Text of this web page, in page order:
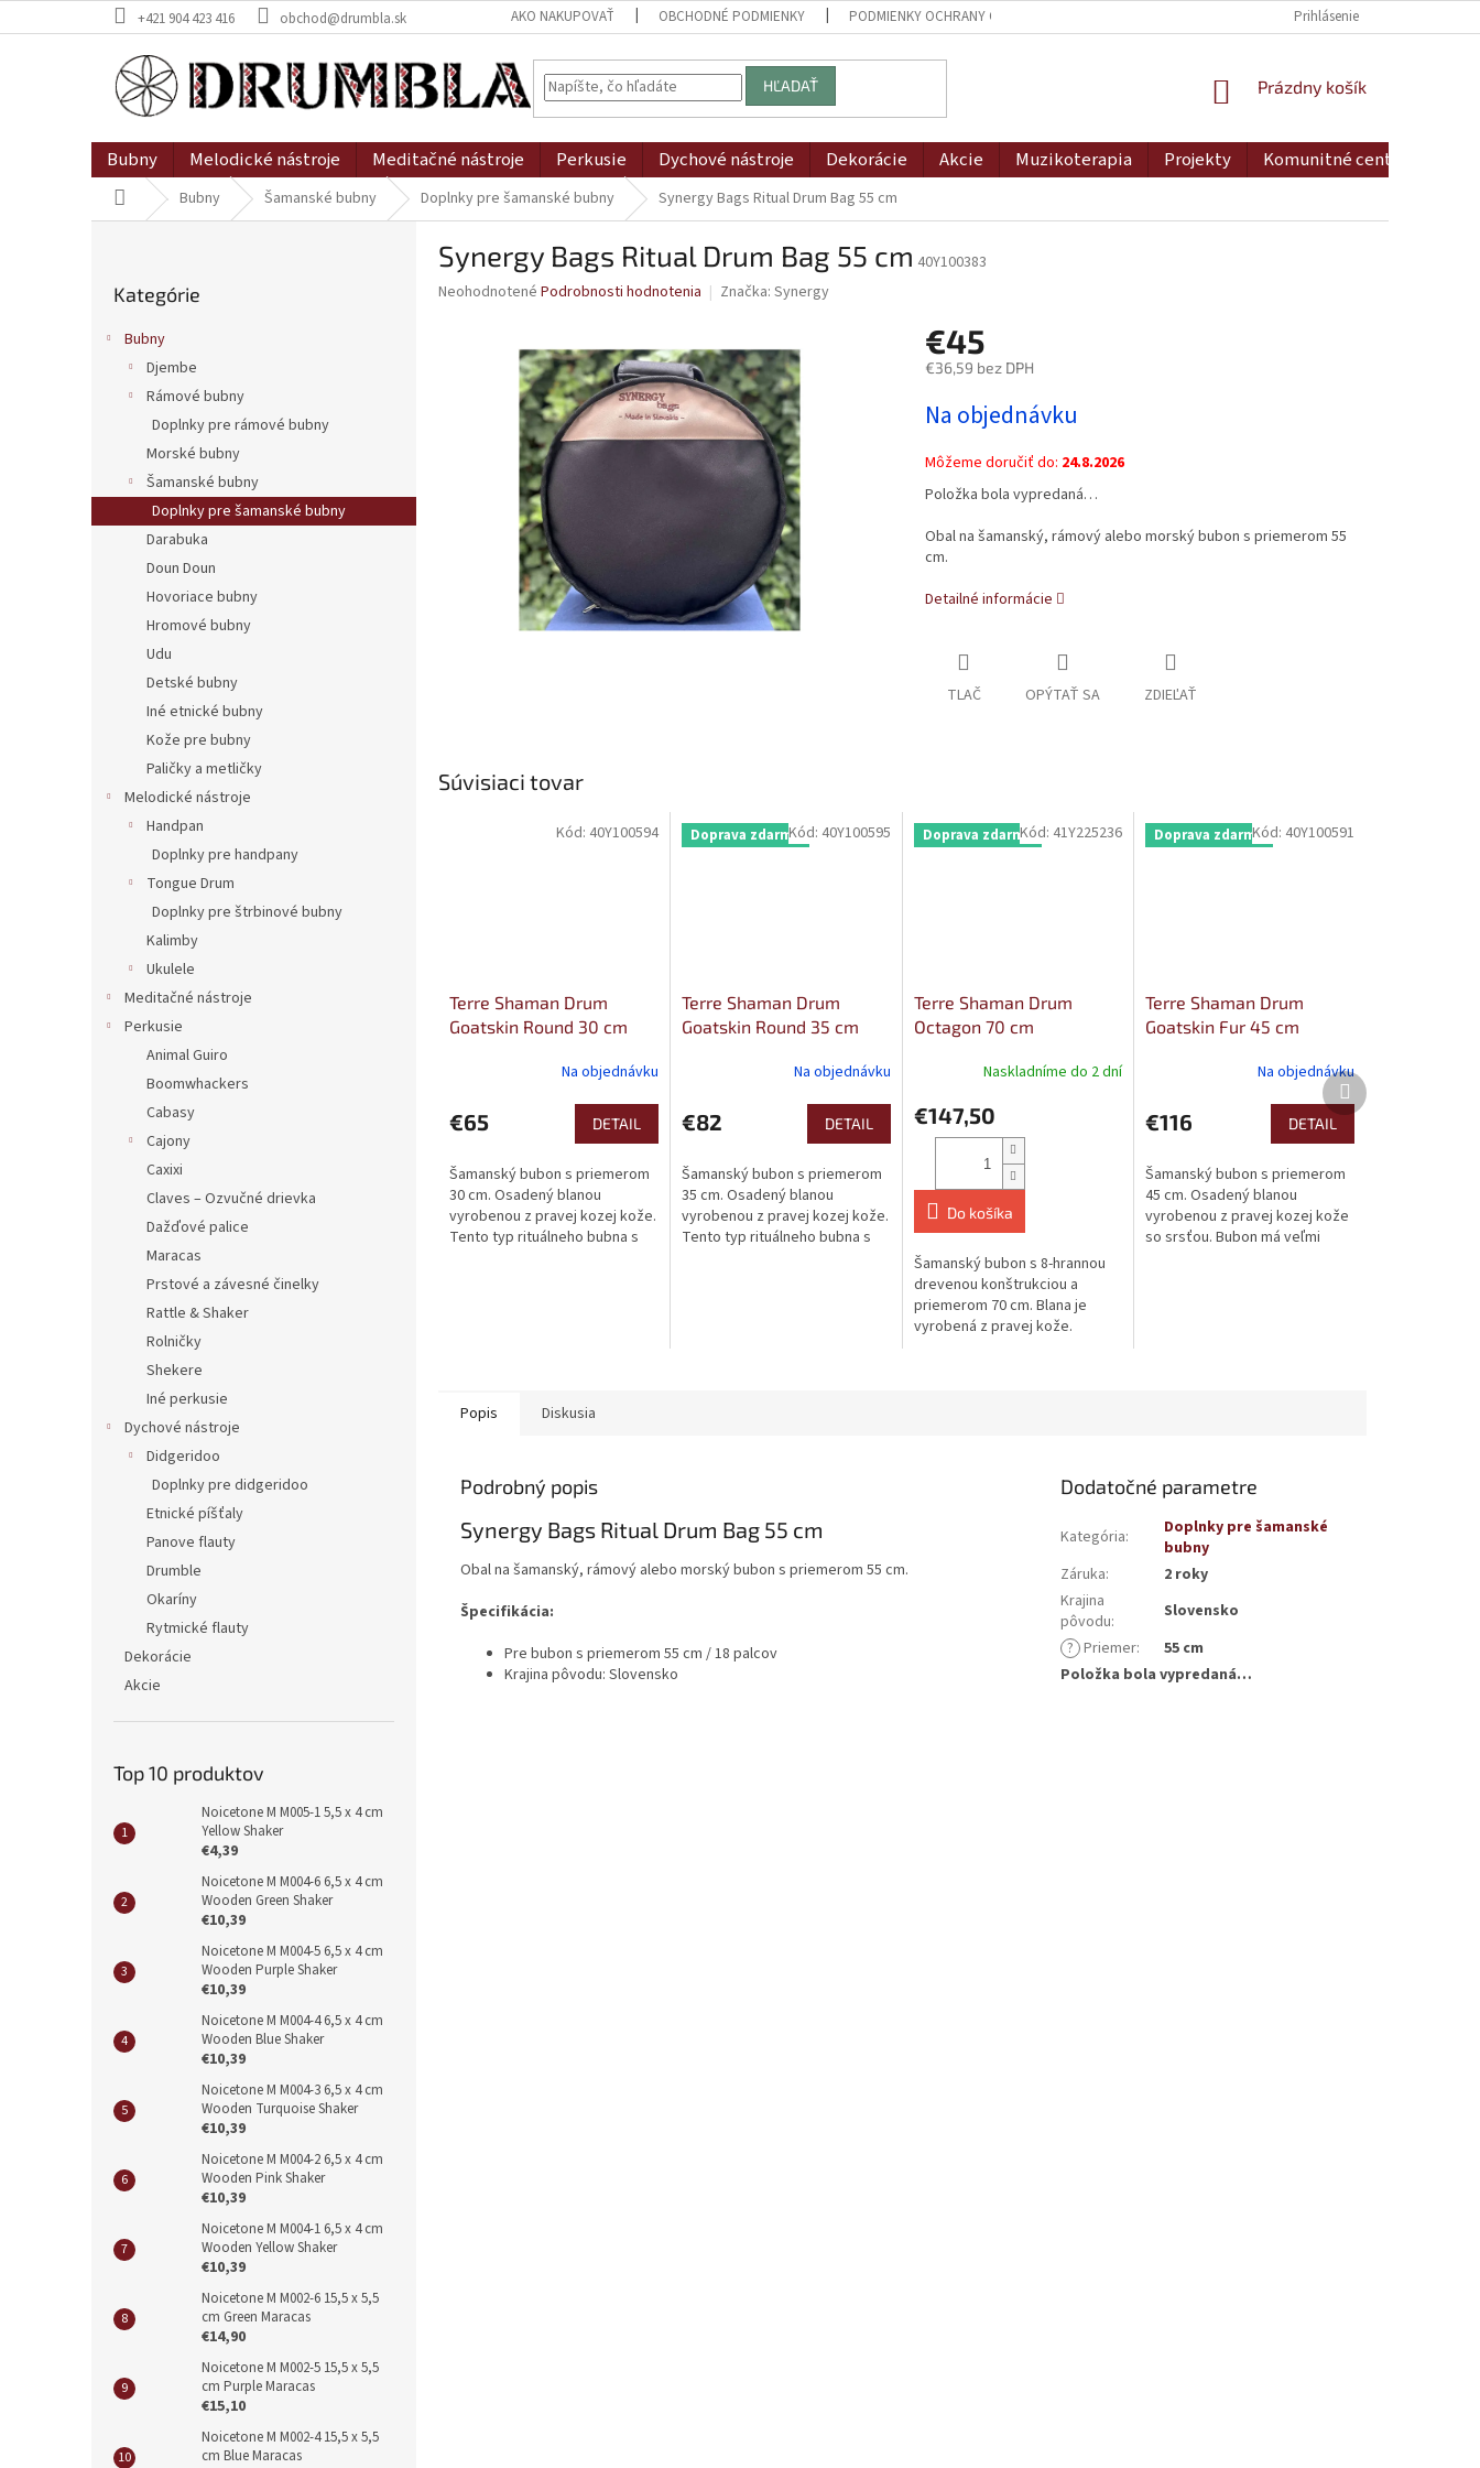
na
+421 904 423 416 obchod@drumbla.sk AKO NAKUPOVAŤ OBCHODNÉ PODMIENKY PODMIENKY OCHRANY OSOBNÝCH ÚDAJOV MOJA OBJEDNÁVKA
Prihlásenie
HĽADAŤ
NÁKUPNÝ
Prázdny košík
Bubny Melodické nástroje Meditačné nástroje Perkusie Dychové nástroje Dekorácie Akcie Muzikoterapia Projekty Komunitné centrum
DomovBubny Šamanské bubny Doplnky pre šamanské bubny Synergy Bags Ritual Drum Bag 55 cm
kategórie
Kategórie
Bubny
Djembe
Rámové bubny
Doplnky pre rámové bubny
Morské bubny
Šamanské bubny
Doplnky pre šamanské bubny
Darabuka
Doun Doun
Hovoriace bubny
Hromové bubny
Udu
Detské bubny
Iné etnické bubny
Kože pre bubny
Paličky a metličky
Melodické nástroje
Handpan
Doplnky pre handpany
Tongue Drum
Doplnky pre štrbinové bubny
Kalimby
Ukulele
Meditačné nástroje
Perkusie
Animal Guiro
Boomwhackers
Cabasy
Cajony
Caxixi
Claves – Ozvučné drievka
Dažďové palice
Maracas
Prstové a závesné činelky
Rattle & Shaker
Rolničky
Shekere
Iné perkusie
Dychové nástroje
Didgeridoo
Doplnky pre didgeridoo
Etnické píšťaly
Panove flauty
Drumble
Okaríny
Rytmické flauty
Dekorácie
Akcie
Top 10 produktov
Noicetone M M005-1 5,5 x 4 cm
Yellow Shaker
€4,39
Noicetone M M004-6 6,5 x 4 cm
Wooden Green Shaker
€10,39
Noicetone M M004-5 6,5 x 4 cm
Wooden Purple Shaker
€10,39
Noicetone M M004-4 6,5 x 4 cm
Wooden Blue Shaker
€10,39
Noicetone M M004-3 6,5 x 4 cm
Wooden Turquoise Shaker
€10,39
Noicetone M M004-2 6,5 x 4 cm
Wooden Pink Shaker
€10,39
Noicetone M M004-1 6,5 x 4 cm
Wooden Yellow Shaker
€10,39
Noicetone M M002-6 15,5 x 5,5
cm Green Maracas
€14,90
Noicetone M M002-5 15,5 x 5,5
cm Purple Maracas
€15,10
Noicetone M M002-4 15,5 x 5,5
cm Blue Maracas
Synergy Bags Ritual Drum Bag 55 cm 40Y100383
Priemerné
Neohodnotené Podrobnosti hodnotenia Značka: Synergy
€45
€36,59 bez DPH
cena:
Na objednávku
Môžeme doručiť do: 24.8.2026
Položka bola vypredaná…
Obal na šamanský, rámový alebo morský bubon s priemerom 55
cm.
Detailné informácie
TLAČ OPÝTAŤ SA ZDIEĽAŤ
Súvisiaci tovar
Terre Shaman Drum
Goatskin Round 30 cm
Na objednávku
€65 DETAIL
Šamanský bubon s priemerom
30 cm. Osadený blanou
vyrobenou z pravej kozej kože.
Tento typ rituálneho bubna s
Kód: 40Y100594 Doprava zdarma
Terre Shaman Drum
Goatskin Round 35 cm
Na objednávku
€82 DETAIL
Šamanský bubon s priemerom
35 cm. Osadený blanou
vyrobenou z pravej kozej kože.
Tento typ rituálneho bubna s
Kód: 40Y100595 Doprava zdarma
Terre Shaman Drum
Octagon 70 cm
Naskladníme do 2 dní
€147,50
Do košíka
Šamanský bubon s 8-hrannou
drevenou konštrukciou a
priemerom 70 cm. Blana je
vyrobená z pravej kože.
Kód: 41Y225236 Doprava zdarma
Terre Shaman Drum
Goatskin Fur 45 cm
Na objednávku
€116 DETAIL
Šamanský bubon s priemerom
45 cm. Osadený blanou
vyrobenou z pravej kozej kože
so srsťou. Bubon má veľmi
Kód: 40Y100591
Ďalší
produkt
Popis Diskusia
Podrobný popis
Synergy Bags Ritual Drum Bag 55 cm
Obal na šamanský, rámový alebo morský bubon s priemerom 55 cm.
Špecifikácia:
Pre bubon s priemerom 55 cm / 18 palcov
Krajina pôvodu: Slovensko
Dodatočné parametre
Kategória:
Doplnky pre šamanské
bubny
Záruka:
2 roky
Krajina
pôvodu:
Slovensko
? Priemer:
55 cm
Položka bola vypredaná…